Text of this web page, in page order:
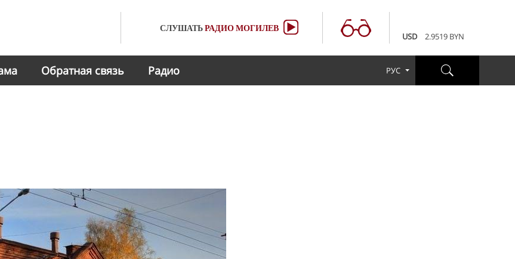
СЛУШАТЬРАДИОМОГИЛЕВ
USD
2.9519 BYN
3.4231 BYN
2.9519 BYN
Обратная связь Радио РУС